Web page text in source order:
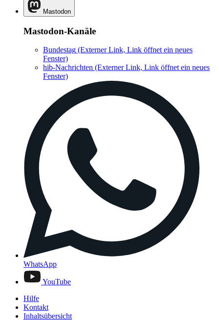
Mastodon
Mastodon-Kanäle
Bundestag (Externer Link, Link öffnet ein neues
Fenster)
hib-Nachrichten (Externer Link, Link öffnet ein neues
Fenster)
WhatsApp
YouTube
Hilfe
Kontakt
Inhaltsübersicht